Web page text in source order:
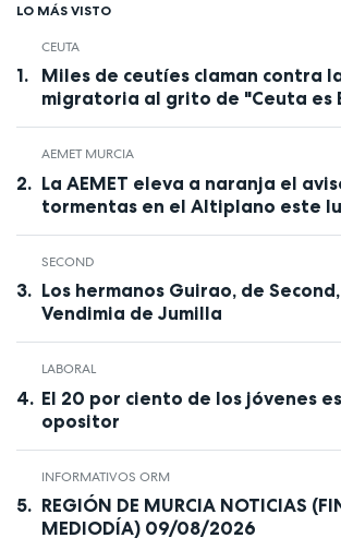
LO MÁS VISTO
CEUTA
Miles de ceutíes claman contra
migratoria al grito de "Ceuta es
AEMET MURCIA
La AEMET eleva a naranja el
tormentas en el Altiplano este
SECOND
Los hermanos Guirao, de
Vendimia de Jumilla
LABORAL
El 20 por ciento de los jóvenes
opositor
INFORMATIVOS ORM
REGIÓN DE MURCIA NOTICIAS
MEDIODÍA) 09/08/2026